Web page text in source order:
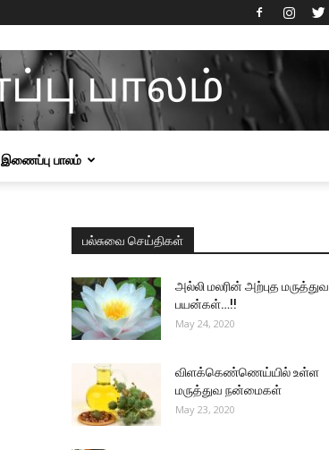
இணைப்பு பாலம்
பல்சுவை செய்திகள்
அல்லி மலரின் அற்புத மருத்துவ
பயன்கள்…!!
May 24, 2020
விளக்கெண்ணெய்யில் உள்ள
மருத்துவ நன்மைகள்
May 23, 2020